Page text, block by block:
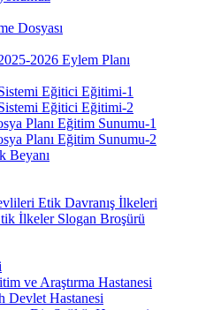
Dosyası
2026 Eylem Planı
Eğitici Eğitimi-1
Eğitici Eğitimi-2
Planı Eğitim Sunumu-1
Planı Eğitim Sunumu-2
Beyanı
Etik Davranış İlkeleri
İlkeler Slogan Broşürü
ve Araştırma Hastanesi
Devlet Hastanesi